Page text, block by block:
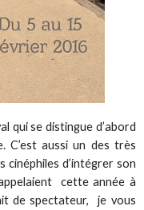
qui se distingue d’abord
C’est aussi un des très
d’intégrer son
cette année à
de spectateur, je vous